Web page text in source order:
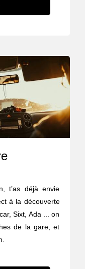
t’as déjà envie
à la découverte
Sixt, Ada ... on
de la gare, et